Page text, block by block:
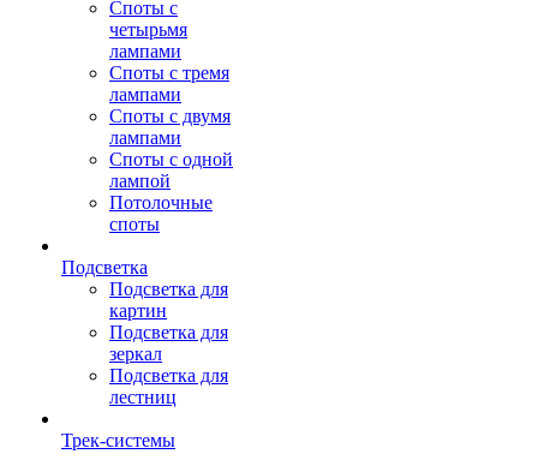
Споты с
четырьмя
лампами
Споты с тремя
лампами
Споты с двумя
лампами
Споты с одной
лампой
Потолочные
споты
Подсветка
Подсветка для
картин
Подсветка для
зеркал
Подсветка для
лестниц
Трек-системы